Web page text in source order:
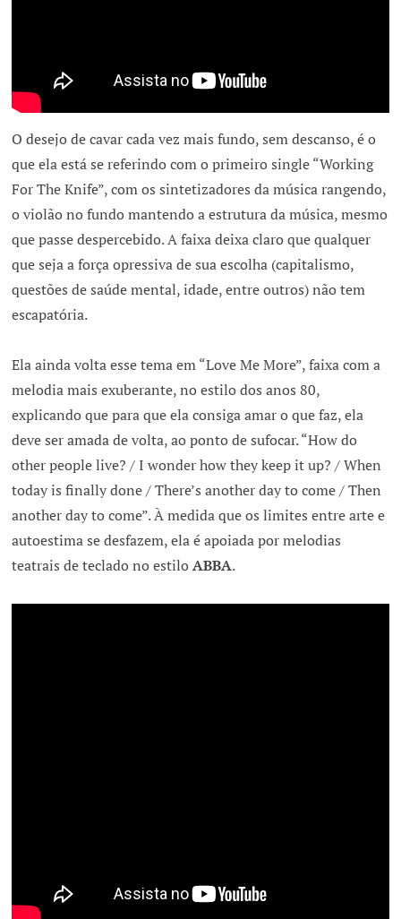
O desejo de cavar cada vez mais fundo, sem descanso, é o
que ela está se referindo com o primeiro single “Working
For The Knife”, com os sintetizadores da música rangendo,
o violão no fundo mantendo a estrutura da música, mesmo
que passe despercebido. A faixa deixa claro que qualquer
que seja a força opressiva de sua escolha (capitalismo,
questões de saúde mental, idade, entre outros) não tem
escapatória.
Ela ainda volta esse tema em “Love Me More”, faixa com a
melodia mais exuberante, no estilo dos anos 80,
explicando que para que ela consiga amar o que faz, ela
deve ser amada de volta, ao ponto de sufocar. “How do
other people live? / I wonder how they keep it up? / When
today is finally done / There’s another day to come / Then
another day to come”. À medida que os limites entre arte e
autoestima se desfazem, ela é apoiada por melodias
teatrais de teclado no estiloABBA.